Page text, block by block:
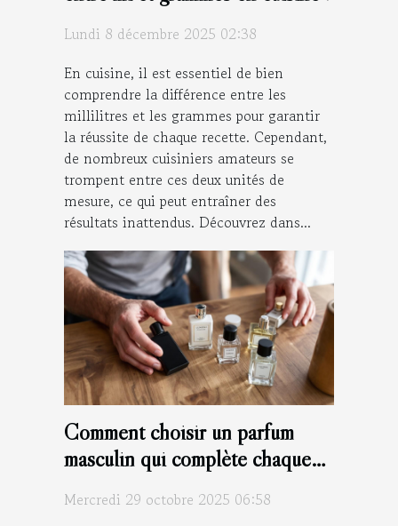
Lundi 8 décembre 2025 02:38
En cuisine, il est essentiel de bien
comprendre la différence entre les
millilitres et les grammes pour garantir
la réussite de chaque recette. Cependant,
de nombreux cuisiniers amateurs se
trompent entre ces deux unités de
mesure, ce qui peut entraîner des
résultats inattendus. Découvrez dans...
Comment choisir un parfum
masculin qui complète chaque
Mercredi 29 octobre 2025 06:58